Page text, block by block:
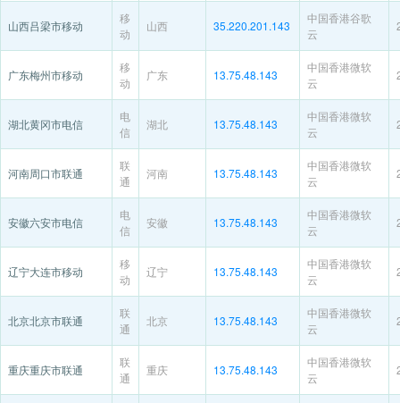
山西吕梁市移动
移
动
山西 35.220.201.143
中国香港谷歌
云
广东梅州市移动
移
动
广东 13.75.48.143
中国香港微软
云
湖北黄冈市电信
电
信
湖北 13.75.48.143
中国香港微软
云
河南周口市联通
联
通
河南 13.75.48.143
中国香港微软
云
安徽六安市电信
电
信
安徽 13.75.48.143
中国香港微软
云
辽宁大连市移动
移
动
辽宁 13.75.48.143
中国香港微软
云
北京北京市联通
联
通
北京 13.75.48.143
中国香港微软
云
重庆重庆市联通
联
通
重庆 13.75.48.143
中国香港微软
云